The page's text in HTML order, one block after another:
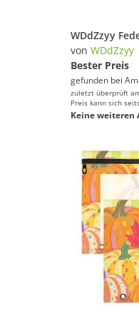
von WDdZzyy
Bester Preis
gefunden bei
zuletzt überprüft
Preis kann sich
Keine weiteren